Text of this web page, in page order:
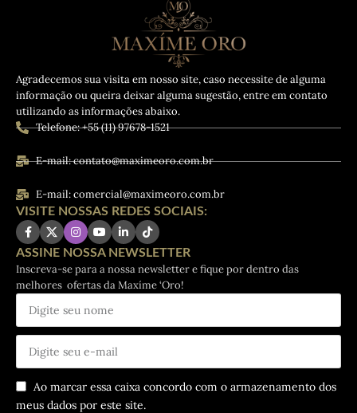
Agradecemos sua visita em nosso site, caso necessite de alguma
informação ou queira deixar alguma sugestão, entre em contato
utilizando as informações abaixo.
Telefone: +55 (11) 97678-1521
E-mail: contato@maximeoro.com.br
E-mail: comercial@maximeoro.com.br
VISITE NOSSAS REDES SOCIAIS:
ASSINE NOSSA NEWSLETTER
Inscreva-se para a nossa newsletter e fique por dentro das
melhores ofertas da Maxíme ‘Oro!
Ao marcar essa caixa concordo com o armazenamento dos
meus dados por este site.